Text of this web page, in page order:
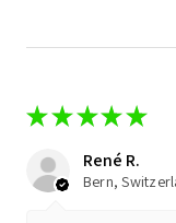
★★ ★★★
René R.
Bern,